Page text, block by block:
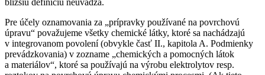
Pre účely oznamovania za „prípravky používané na povrchovú
úpravu“ považujeme všetky chemické látky, ktoré sa nachádzajú
v integrovanom povolení (obvykle časť II., kapitola A. Podmienky
prevádzkovania) v zozname „chemických a pomocných látok
a materiálov“, ktoré sa používajú na výrobu elektrolytov resp.